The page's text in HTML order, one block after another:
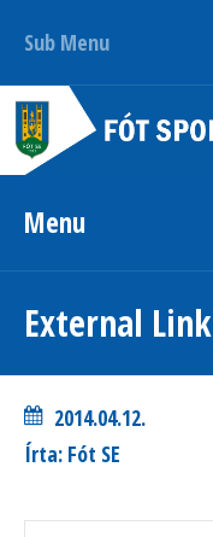
Sub Menu
Menu
External Link
2014.04.12.
Írta: Fót SE